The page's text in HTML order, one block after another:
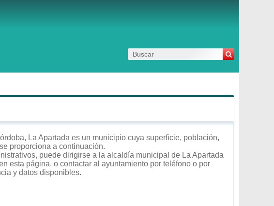
La Apartada es un municipio cuya superficie, población,
proporciona a continuación.
puede dirigirse a la alcaldía municipal de La Apartada
esta página, o contactar al ayuntamiento por teléfono o por
y datos disponibles.